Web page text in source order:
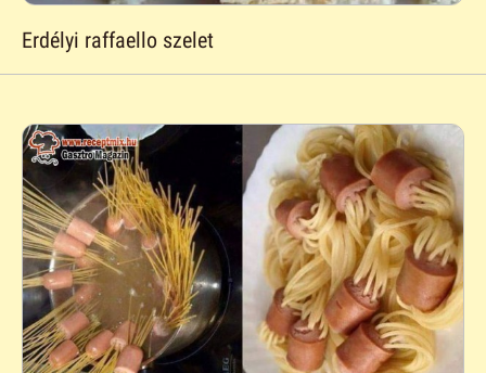
Erdélyi raffaello szelet